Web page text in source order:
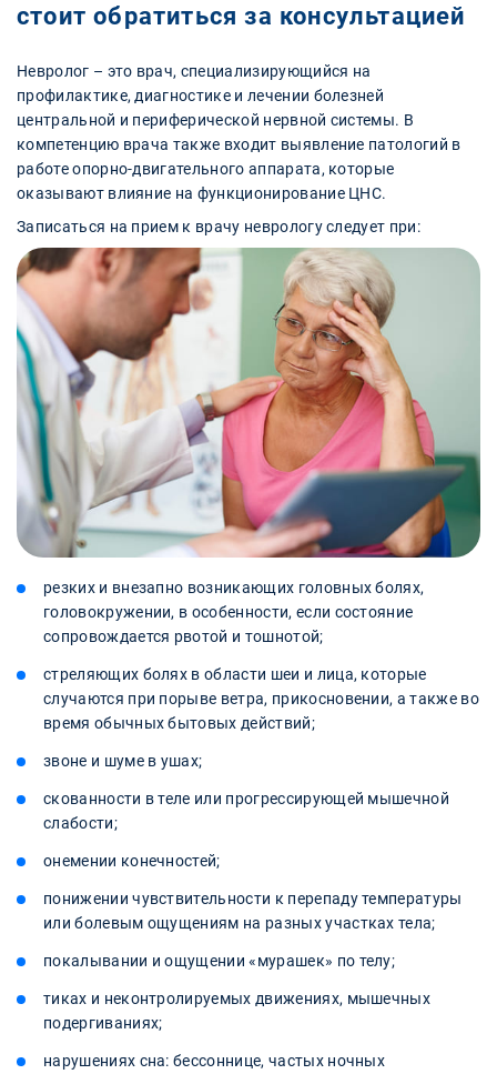
стоит обратиться за консультацией
Невролог – это врач, специализирующийся на
профилактике, диагностике и лечении болезней
центральной и периферической нервной системы. В
компетенцию врача также входит выявление патологий в
работе опорно-двигательного аппарата, которые
оказывают влияние на функционирование ЦНС.
Записаться на прием к врачу неврологу следует при:
резких и внезапно возникающих головных болях,
головокружении, в особенности, если состояние
сопровождается рвотой и тошнотой;
стреляющих болях в области шеи и лица, которые
случаются при порыве ветра, прикосновении, а также во
время обычных бытовых действий;
звоне и шуме в ушах;
скованности в теле или прогрессирующей мышечной
слабости;
онемении конечностей;
понижении чувствительности к перепаду температуры
или болевым ощущениям на разных участках тела;
покалывании и ощущении «мурашек» по телу;
тиках и неконтролируемых движениях, мышечных
подергиваниях;
нарушениях сна: бессоннице, частых ночных